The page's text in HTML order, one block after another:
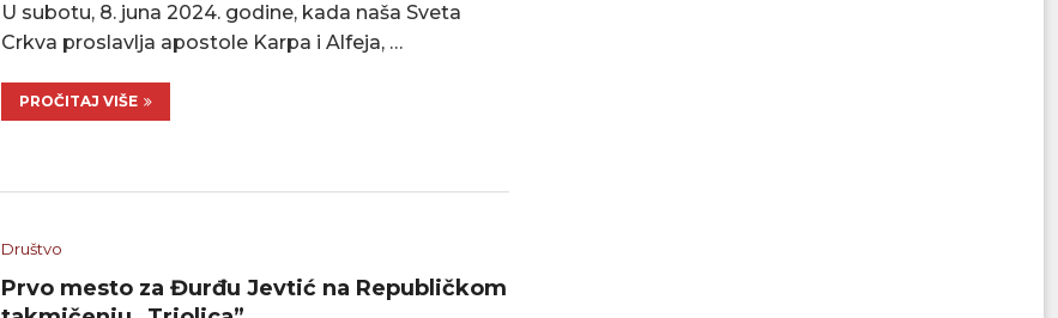
U subotu, 8. juna 2024. godine, kada naša Sveta
Crkva proslavlja apostole Karpa i Alfeja, …
PROČITAJ VIŠE
Društvo
Prvo mesto za Đurđu Jevtić na Republičkom